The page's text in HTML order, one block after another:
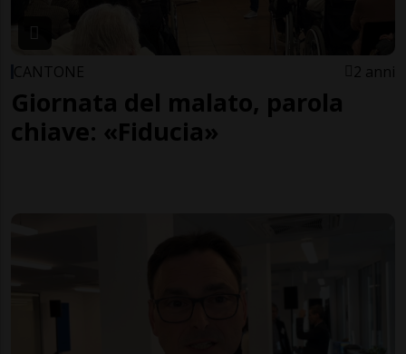
CANTONE 2 anni
Giornata del malato, parola
chiave: «Fiducia»